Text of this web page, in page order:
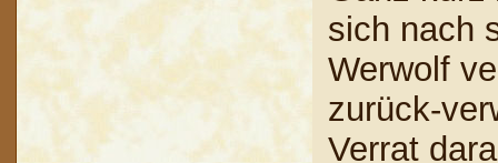
sich nach
Werwolf
zurück-
Verrat